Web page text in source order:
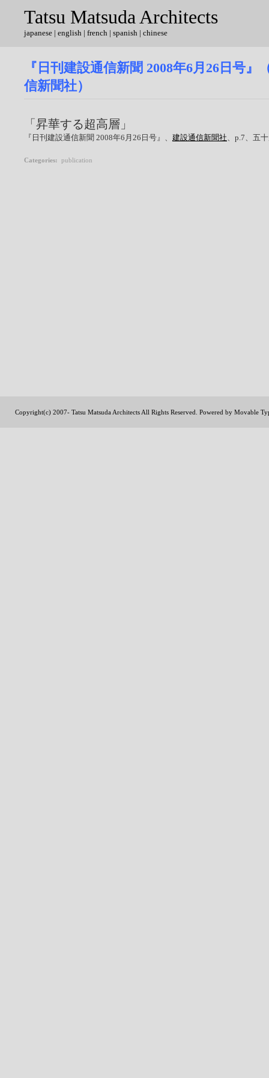
Tatsu Matsuda Architects
japanese | english | french | spanish | chinese
『日刊建設通信新聞 2008年6月26日号』
信新聞社）
「昇華する超高層」
『日刊建設通信新聞 2008年6月26日号』、 建設通信新聞社 、p.7、五
Categories: publication
Copyright(c) 2007- Tatsu Matsuda Architects All Rights Reserved. Powered by Movable